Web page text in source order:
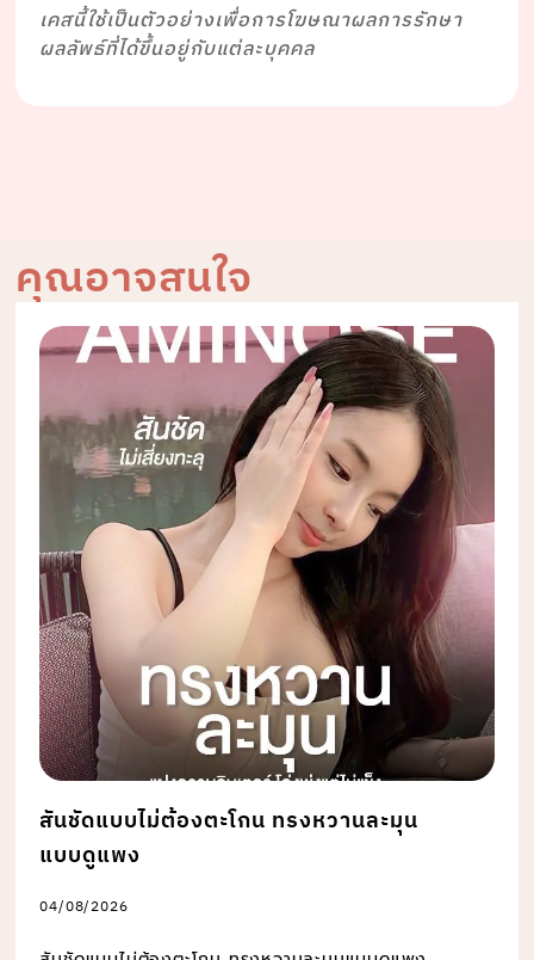
เคสนี้ใช้เป็นตัวอย่างเพื่อการโฆษณาผลการรักษา
ผลลัพธ์ที่ได้ขึ้นอยู่กับแต่ละบุคคล
คุณอาจสนใจ
สันชัดแบบไม่ต้องตะโกน ทรงหวานละมุน
แบบดูแพง
04/08/2026